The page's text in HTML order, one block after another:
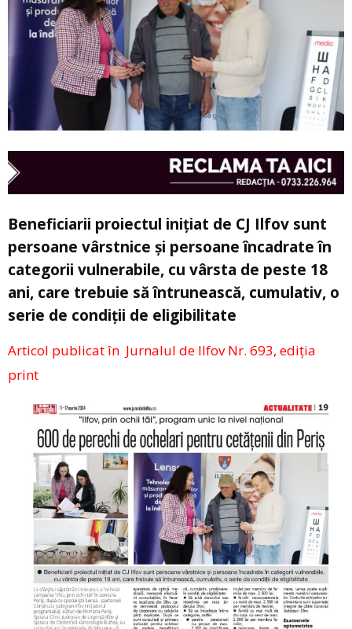
Beneficiarii proiectul inițiat de CJ Ilfov sunt
persoane vârstnice și persoane încadrate în
categorii vulnerabile, cu vârsta de peste 18
ani, care trebuie să întrunească, cumulativ, o
serie de condiții de eligibilitate
Articol publicat în Jurnalul de Ilfov Nr. 693, ediția
print